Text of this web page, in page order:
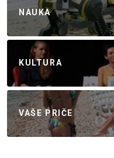
NAUKA
KULTURA
VAŠE PRIČE